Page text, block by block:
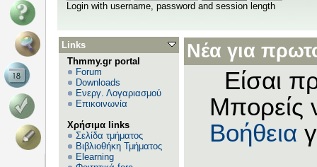
Login with username, password and session length
Links
Thmmy.gr portal
Forum
Downloads
Ενεργ. Λογαριασμού
Επικοινωνία
Χρήσιμα links
Σελίδα τμήματος
Βιβλιοθήκη Τμήματος
Elearning
Νέα για
Είσαι
Μπορείς
Βοήθεια